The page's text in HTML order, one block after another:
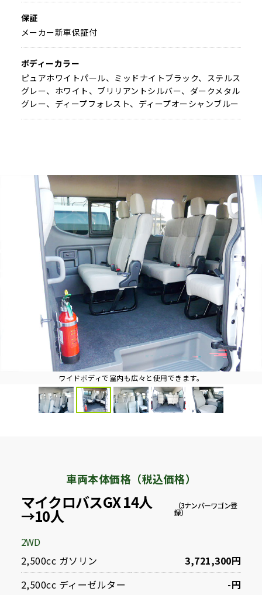
保証
メーカー新車保証付
ボディーカラー
ピュアホワイトパール、ミッドナイトブラック、ステルス
グレー、ホワイト、ブリリアントシルバー、ダークメタル
グレー、ディープフォレスト、ディープオーシャンブルー
ワイドボディで室内も広々と使用できます。
車両本体価格（税込価格）
マイクロバスGX 14人
→10人
（3ナンバーワゴン登
録）
2WD
2,500cc ガソリン
3,721,300円
2,500cc ディーゼルター
-円